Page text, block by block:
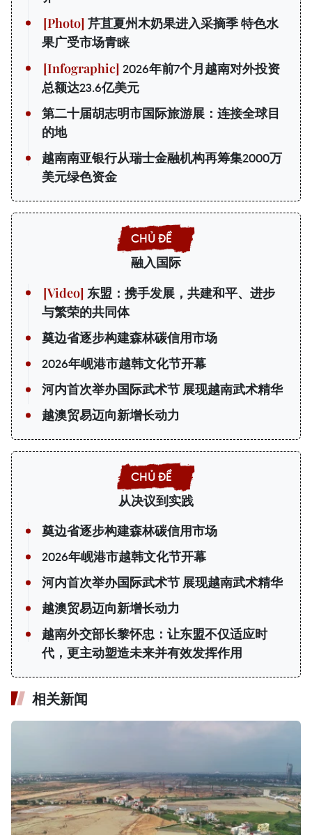
芹苴夏州木奶果进入采摘季 特色水
果广受市场青睐
2026年前7个月越南对外投资
总额达23.6亿美元
第二十届胡志明市国际旅游展：连接全球目
的地
越南南亚银行从瑞士金融机构再筹集2000万
美元绿色资金
融入国际
东盟：携手发展，共建和平、进步
与繁荣的共同体
奠边省逐步构建森林碳信用市场
2026年岘港市越韩文化节开幕
河内首次举办国际武术节 展现越南武术精华
越澳贸易迈向新增长动力
从决议到实践
奠边省逐步构建森林碳信用市场
2026年岘港市越韩文化节开幕
河内首次举办国际武术节 展现越南武术精华
越澳贸易迈向新增长动力
越南外交部长黎怀忠：让东盟不仅适应时
代，更主动塑造未来并有效发挥作用
相关新闻